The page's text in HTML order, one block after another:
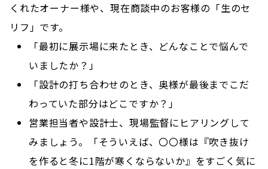
くれたオーナー様や、現在商談中のお客様の「生のセ
リフ」です。
「最初に展示場に来たとき、どんなことで悩んで
いましたか？」
「設計の打ち合わせのとき、奥様が最後までこだ
わっていた部分はどこですか？」
営業担当者や設計士、現場監督にヒアリングして
みましょう。「そういえば、〇〇様は『吹き抜け
を作ると冬に1階が寒くならないか』をすごく気に